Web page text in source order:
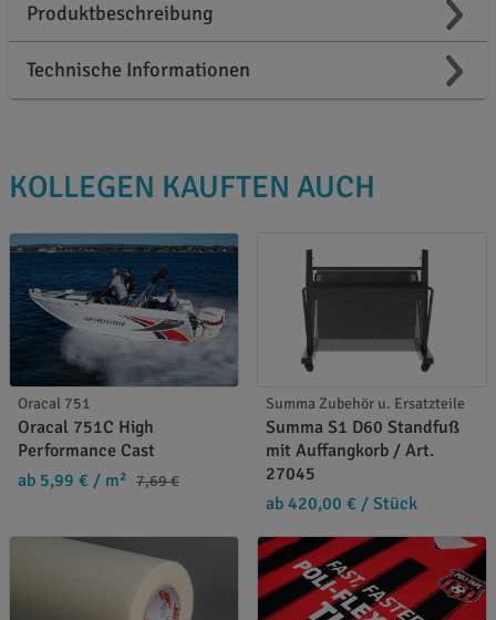
Produktbeschreibung
Technische Informationen
KOLLEGEN KAUFTEN AUCH
Oracal 751
Oracal 751C High
Performance Cast
ab 5,99 € / m² 7,69 €
Summa Zubehör u. Ersatzteile
Summa S1 D60 Standfuß
mit Auffangkorb / Art.
27045
ab 420,00 € / Stück